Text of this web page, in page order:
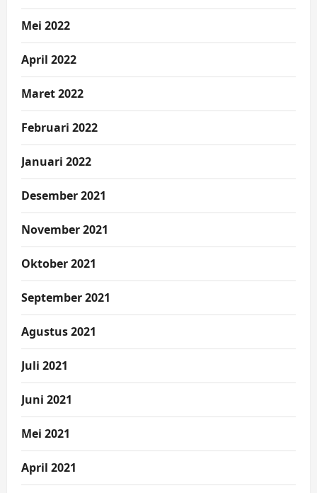
Mei 2022
April 2022
Maret 2022
Februari 2022
Januari 2022
Desember 2021
November 2021
Oktober 2021
September 2021
Agustus 2021
Juli 2021
Juni 2021
Mei 2021
April 2021